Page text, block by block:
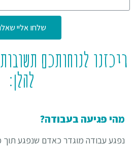
שלחו אליי
ריכזנו לנוחותכם
להלן:
מהי פגיעה בעבודה?
נפגע עבודה מוגדר כאדם שנפגע תוך